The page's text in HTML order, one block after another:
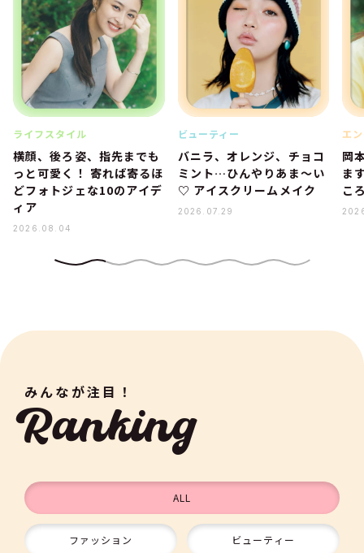
ライフスタイル
横顔、後ろ姿、指先までも
っと可愛く！ 寄れば寄るほ
どフォトジェな10のアイデ
ィア
2026.08.04
ビューティー
バニラ、オレンジ、チョコ
ミント…ひんやりあま～い
♡ アイスクリームメイク
2026.07.29
エ
岡
ま
こ
みんなが注目！
Ranking
ALL
ファッション ビューティー